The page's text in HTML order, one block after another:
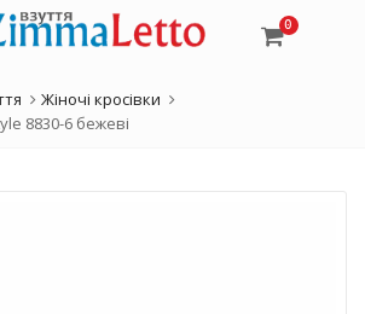
0
Жіночі кросівки
8830-6 бежеві